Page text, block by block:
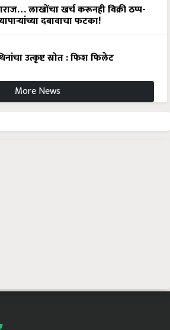
लाखोंचा खर्च करूनही विक्री ठप्प-
दबावाचा फटका!
उत्कृष्ट स्रोत : फिश फिलेट
More News